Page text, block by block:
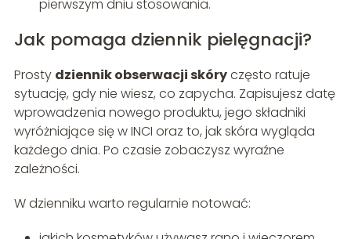
pierwszym dniu stosowania.
Jak pomaga dziennik pielęgnacji?
Prosty dziennik obserwacji skóryczęsto ratuje
sytuację, gdy nie wiesz, co zapycha. Zapisujesz datę
wprowadzenia nowego produktu, jego składniki
wyróżniające się w INCI oraz to, jak skóra wygląda
każdego dnia. Po czasie zobaczysz wyraźne
zależności.
W dzienniku warto regularnie notować: